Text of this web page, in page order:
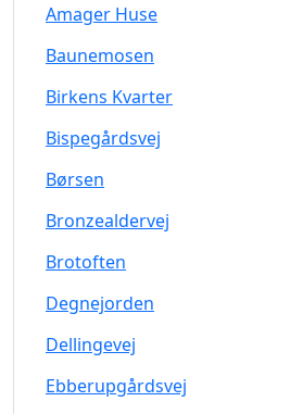
Amager Huse
Baunemosen
Birkens Kvarter
Bispegårdsvej
Børsen
Bronzealdervej
Brotoften
Degnejorden
Dellingevej
Ebberupgårdsvej